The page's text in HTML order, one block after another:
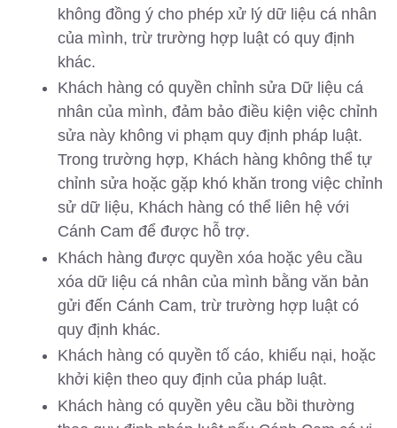
không đồng ý cho phép xử lý dữ liệu cá nhân
của mình, trừ trường hợp luật có quy định
khác.
Khách hàng có quyền chỉnh sửa Dữ liệu cá
nhân của mình, đảm bảo điều kiện việc chỉnh
sửa này không vi phạm quy định pháp luật.
Trong trường hợp, Khách hàng không thể tự
chỉnh sửa hoặc gặp khó khăn trong việc chỉnh
sử dữ liệu, Khách hàng có thể liên hệ với
Cánh Cam để được hỗ trợ.
Khách hàng được quyền xóa hoặc yêu cầu
xóa dữ liệu cá nhân của mình bằng văn bản
gửi đến Cánh Cam, trừ trường hợp luật có
quy định khác.
Khách hàng có quyền tố cáo, khiếu nại, hoặc
khởi kiện theo quy định của pháp luật.
Khách hàng có quyền yêu cầu bồi thường